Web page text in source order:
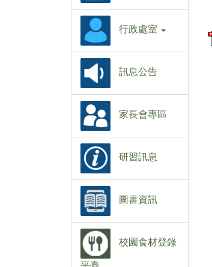
行政處室
訊息公告
家長會專區
研習訊息
圖書資訊
校園食材登錄